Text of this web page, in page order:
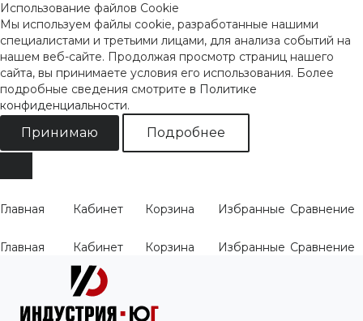
Использование файлов Cookie
Мы используем файлы cookie, разработанные нашими
специалистами и третьими лицами, для анализа событий на
нашем веб-сайте. Продолжая просмотр страниц нашего
сайта, вы принимаете условия его использования. Более
подробные сведения смотрите в Политике
конфиденциальности.
Принимаю Подробнее
Главная Кабинет Корзина Избранные Сравнение
Главная Кабинет Корзина Избранные Сравнение